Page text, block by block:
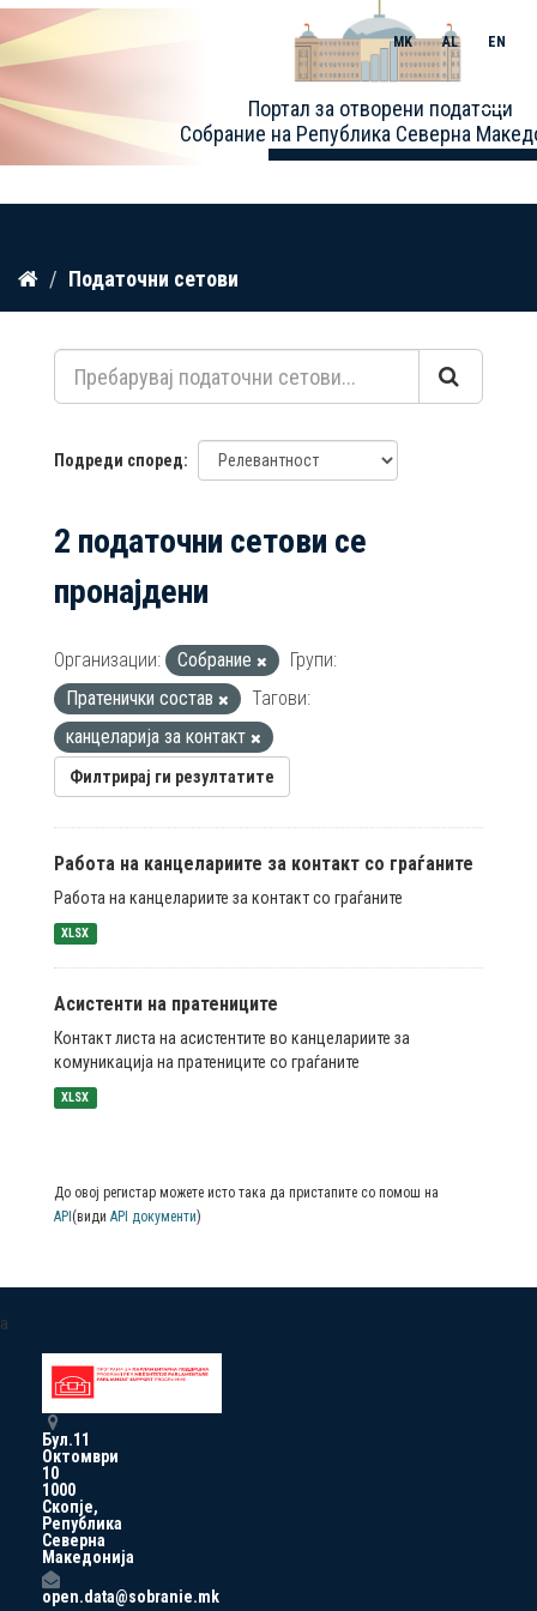
Прескокнете
содржина
Портал за отворени податоци
Собрание на Република Северна
MK AL EN
Toggle
Податочни сетови
Подреди според
2 податочни сетови се
пронајдени
Организации: Собрание
Групи:
Пратенички состав
Тагови:
канцеларија за контакт
Филтрирај ги резултатите
Работа на канцелариите за контакт со граѓаните
Работа на канцелариите за контакт со граѓаните
XLSX
Асистенти на пратениците
Контакт листа на асистентите во канцелариите за
комуникација на пратениците со граѓаните
XLSX
До овој регистар можете исто така да пристапите со помош на
API (види API документи)
a
Бул.11
Октомври
10
1000
Скопје,
Република
Северна
Македонија
open.data@sobranie.mk